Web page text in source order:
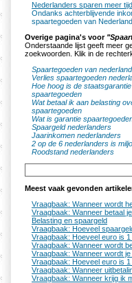
Nederlanders sparen meer
Ondanks achterblijvende
spaartegoeden van
Overige pagina's voor
Onderstaande lijst geeft meer
zoekwoorden. Klik in de
Spaartegoeden van
Verlies spaartegoeden
Hoe hoog is de
spaartegoeden
Wat betaal ik aan belasting
spaartegoeden
Wat is garantie
Spaargeld nederlanders
Jaarinkomen nederlanders
2 op de 6 nederlanders is
Roodstand nederlanders
Meest vaak gevonden
Vraagbaak: Wanneer wordt
Vraagbaak: Wanneer betaal
Belasting en spaargeld
Vraagbaak: Hoeveel
Vraagbaak: Hoeveel euro is 1
Vraagbaak: Wanneer wordt
Vraagbaak: Wanneer wordt
Vraagbaak: Hoeveel euro is 1
Vraagbaak: Wanneer
Vraagbaak: Wanneer krijg ik